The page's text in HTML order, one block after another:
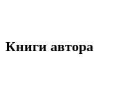
отличия, которые
Книги автора